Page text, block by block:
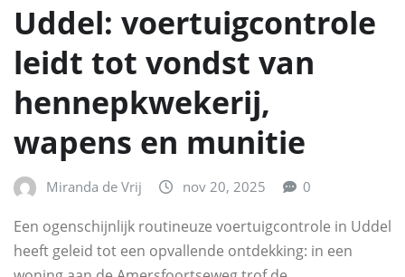
Uddel: voertuigcontrole
leidt tot vondst van
hennepkwekerij,
wapens en munitie
Miranda de Vrij nov 20, 2025 0
Een ogenschijnlijk routineuze voertuigcontrole in Uddel
heeft geleid tot een opvallende ontdekking: in een